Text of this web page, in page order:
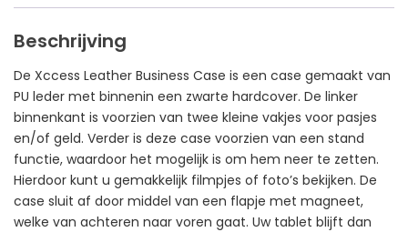
Beschrijving
De Xccess Leather Business Case is een case gemaakt van
PU leder met binnenin een zwarte hardcover. De linker
binnenkant is voorzien van twee kleine vakjes voor pasjes
en/of geld. Verder is deze case voorzien van een stand
functie, waardoor het mogelijk is om hem neer te zetten.
Hierdoor kunt u gemakkelijk filmpjes of foto’s bekijken. De
case sluit af door middel van een flapje met magneet,
welke van achteren naar voren gaat. Uw tablet blijft dan